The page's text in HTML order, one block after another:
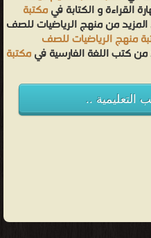
القراءة و الكتابة فيمكتبة
من منهج الرياضيات للصف
منهج الرياضيات للصف
من كتب اللغة الفارسية فيمكتبة
..